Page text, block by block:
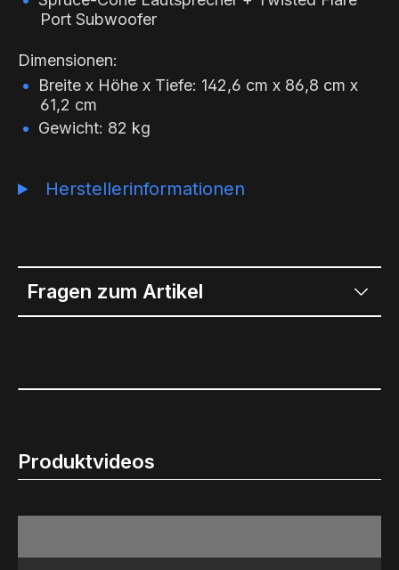
Port Subwoofer
Dimensionen:
Breite x Höhe x Tiefe: 142,6 cm x 86,8 cm x
61,2 cm
Gewicht: 82 kg
Herstellerinformationen
Fragen zum Artikel
Produktvideos